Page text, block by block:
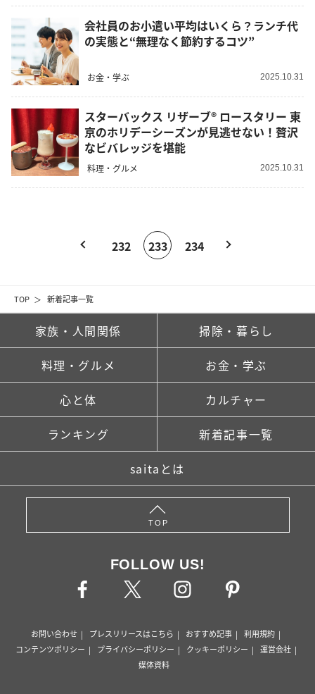
TOP 新着記事一覧
会社員のお小遣い平均はいくら？ランチ代
の実態と“無理なく節約するコツ”
お金・学ぶ 2025.10.31
スターバックス リザーブ® ロースタリー 東
京のホリデーシーズンが見逃せない！贅沢
なビバレッジを堪能
料理・グルメ 2025.10.31
232 233 234
家族・人間関係 掃除・暮らし
料理・グルメ お金・学ぶ
心と体 カルチャー
ランキング 新着記事一覧
saitaとは
TOP
FOLLOW US!
お問い合わせ プレスリリースはこちら おすすめ記事
利用規約
コンテンツポリシー
プライバシーポリシー クッキーポリシー
運営会社
媒体資料